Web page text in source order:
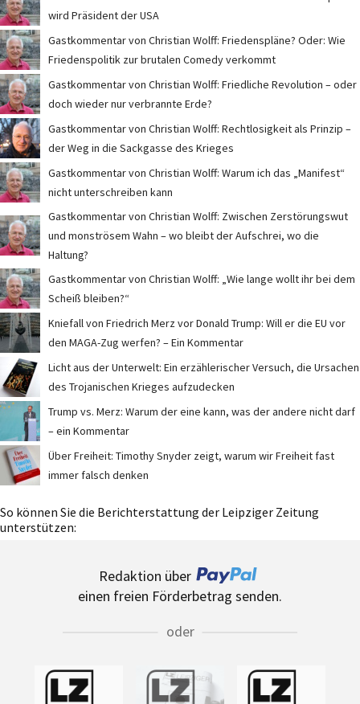
wird Präsident der USA
Gastkommentar von Christian Wolff: Friedenspläne? Oder: Wie
Friedenspolitik zur brutalen Comedy verkommt
Gastkommentar von Christian Wolff: Friedliche Revolution – oder
doch wieder nur verbrannte Erde?
Gastkommentar von Christian Wolff: Rechtlosigkeit als Prinzip –
der Weg in die Sackgasse des Krieges
Gastkommentar von Christian Wolff: Warum ich das „Manifest“
nicht unterschreiben kann
Gastkommentar von Christian Wolff: Zwischen Zerstörungswut
und monströsem Wahn – wo bleibt der Aufschrei, wo die
Haltung?
Gastkommentar von Christian Wolff: „Wie lange wollt ihr bei dem
Scheiß bleiben?“
Kniefall von Friedrich Merz vor Donald Trump: Will er die EU vor
den MAGA-Zug werfen? – Ein Kommentar
Licht aus der Unterwelt: Ein erzählerischer Versuch, die Ursachen
des Trojanischen Krieges aufzudecken
Trump vs. Merz: Warum der eine kann, was der andere nicht darf
– ein Kommentar
Über Freiheit: Timothy Snyder zeigt, warum wir Freiheit fast
immer falsch denken
So können Sie die Berichterstattung der Leipziger Zeitung
unterstützen:
Redaktion über
einen freien Förderbetrag senden.
oder